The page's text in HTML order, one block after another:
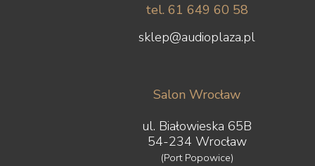
tel. 61 649 60 58
sklep@audioplaza.pl
Salon Wrocław
ul. Białowieska 65B
54-234 Wrocław
(Port Popowice)